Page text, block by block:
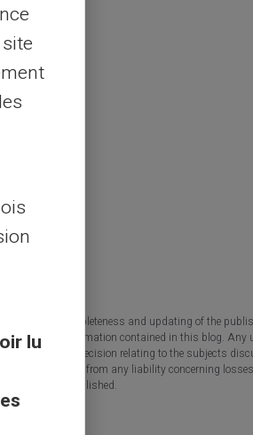
accuracy, completeness and updating of the
on the information contained in this blog. Any
question or decision relating to the subjects
are released from any liability concerning
information published.
lu